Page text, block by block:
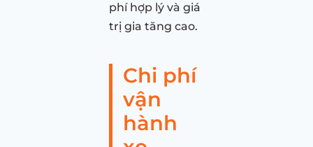
phí hợp lý và giá
trị gia tăng cao.
Chi phí
vận
hành